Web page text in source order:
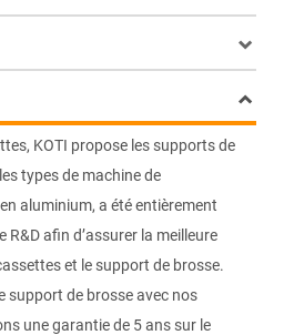
KOTI propose les supports de
types de machine de
aluminium, a été entièrement
afin d’assurer la meilleure
et le support de brosse.
support de brosse avec nos
une garantie de 5 ans sur le